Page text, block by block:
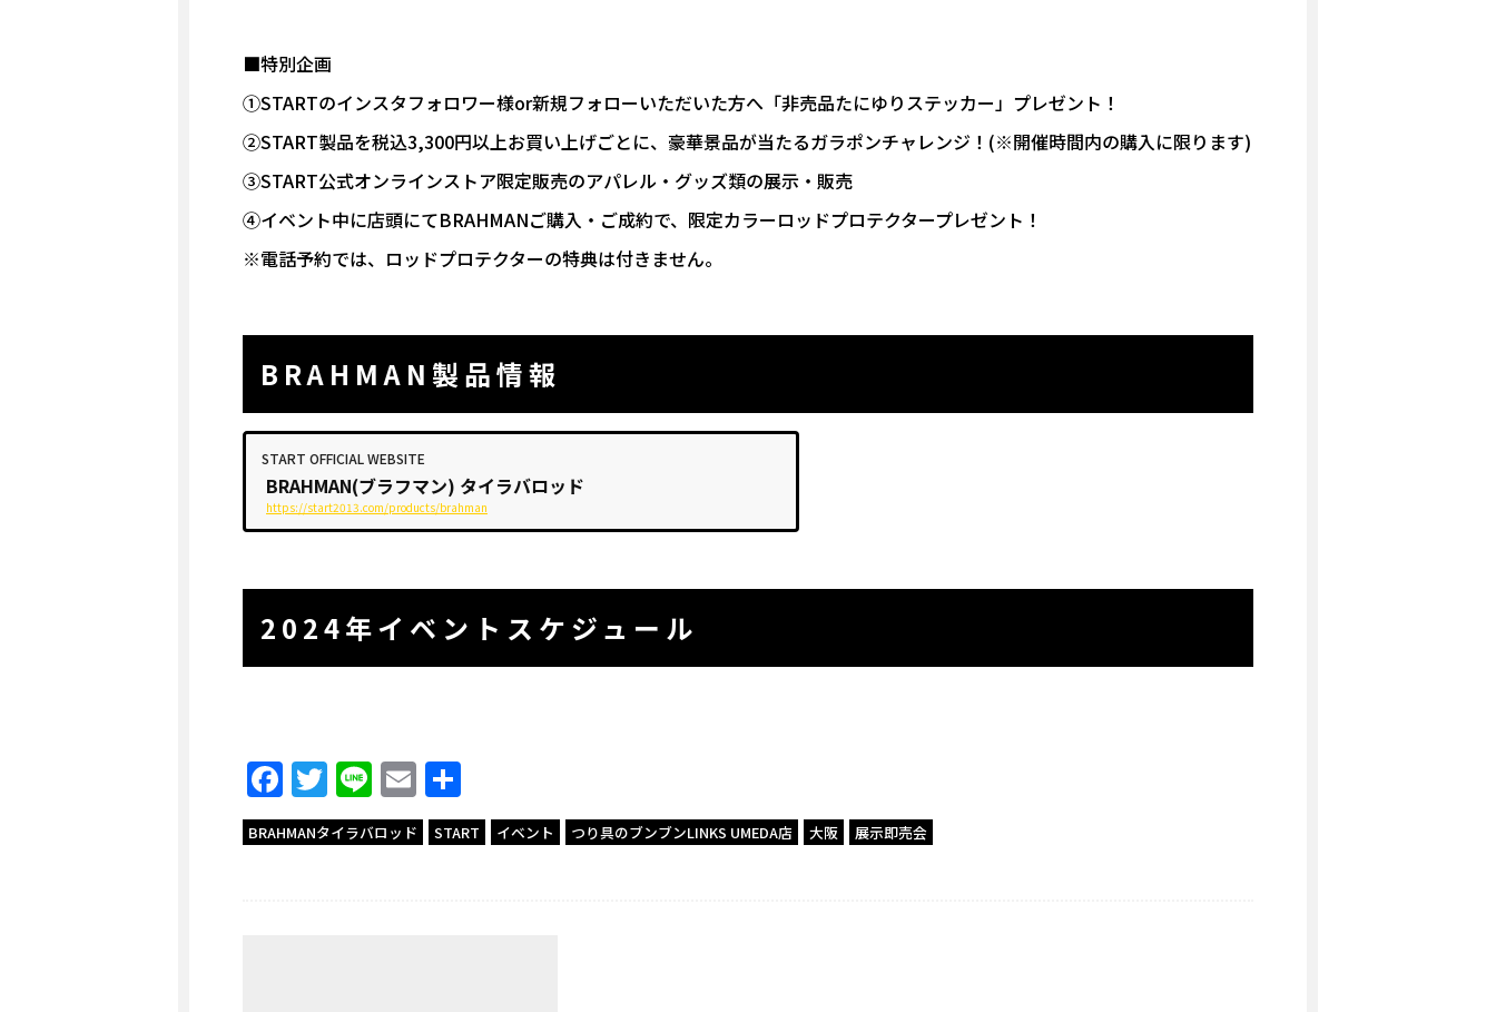
■特別企画
①STARTのインスタフォロワー様or新規フォローいただいた方へ「非売品たにゆりステッカー」プレゼント！
②START製品を税込3,300円以上お買い上げごとに、豪華景品が当たるガラポンチャレンジ！(※開催時間内の購入に限ります)
③START公式オンラインストア限定販売のアパレル・グッズ類の展示・販売
④イベント中に店頭にてBRAHMANご購入・ご成約で、限定カラーロッドプロテクタープレゼント！
※電話予約では、ロッドプロテクターの特典は付きません。
BRAHMAN製品情報
START OFFICIAL WEBSITE
BRAHMAN(ブラフマン) タイラバロッド
https://start2013.com/products/brahman
2024年イベントスケジュール
Facebook
Twitter
LineEmail
有
BRAHMANタイラバロッド START イベント つり具のブンブンLINKS UMEDA店 大阪 展示即売会